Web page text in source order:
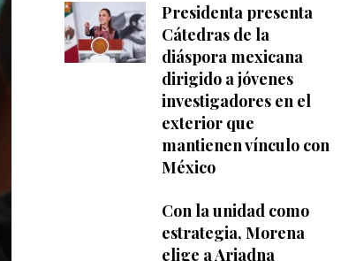
Presidenta presenta
Cátedras de la
diáspora mexicana
dirigido a jóvenes
investigadores en el
exterior que
mantienen vínculo con
México
Con la unidad como
estrategia, Morena
elige a Ariadna